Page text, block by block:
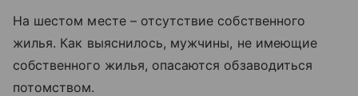
На шестом месте – отсутствие собственного
жилья. Как выяснилось, мужчины, не имеющие
собственного жилья, опасаются обзаводиться
потомством.